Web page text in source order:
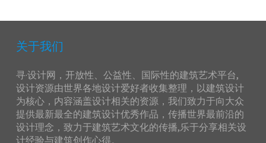
关于我们
寻·设计网，开放性、公益性、国际性的建筑艺术平台,
设计资源由世界各地设计爱好者收集整理，以建筑设计
为核心，内容涵盖设计相关的资源，我们致力于向大众
提供最新最全的建筑设计优秀作品，传播世界最前沿的
设计理念，致力于建筑艺术文化的传播,乐于分享相关设
计经验与建筑创作心得。